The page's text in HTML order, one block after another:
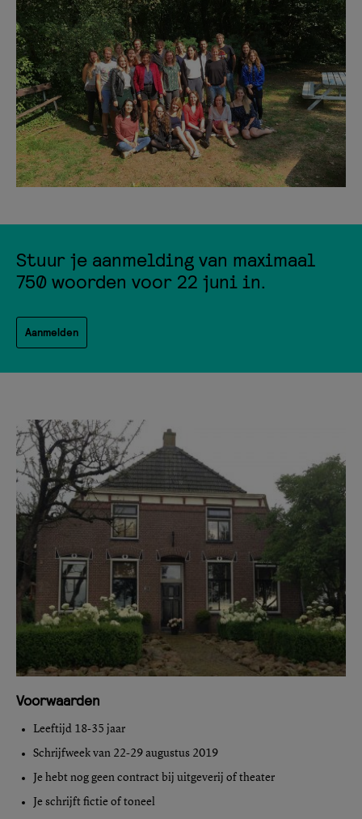
Stuur je aanmelding van maximaal
750 woorden voor 22 juni in.
Aanmelden
Voorwaarden
Leeftijd 18-35 jaar
Schrijfweek van 22-29 augustus 2019
Je hebt nog geen contract bij uitgeverij of theater
Je schrijft fictie of toneel